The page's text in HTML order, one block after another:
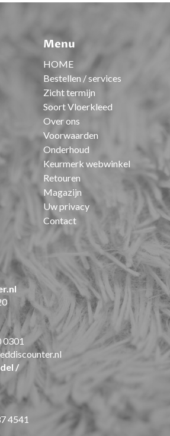
Menu
HOME
Bestellen / services
Zicht termijn
Soort Vloerkleed
Over ons
Voorwaarden
Onderhoud
Keurmerk webwinkel
Retouren
Magazijn
Uw privacy
Contact
0301
/
4541